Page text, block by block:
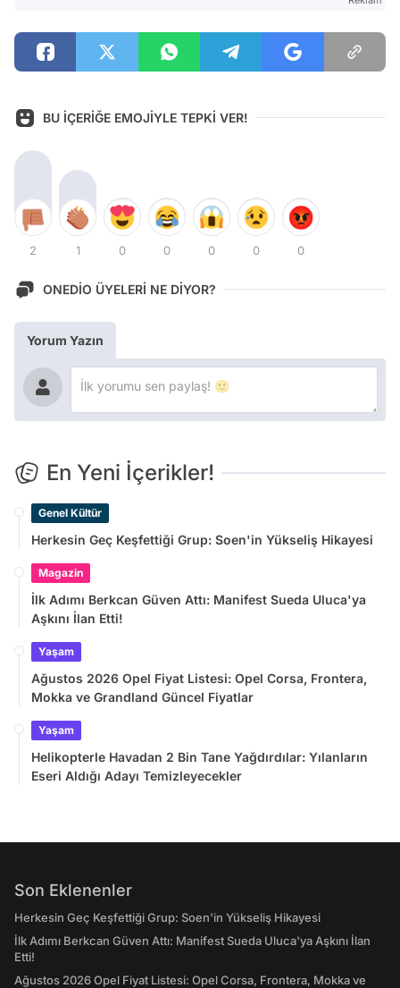
BU İÇERİĞE EMOJİYLE TEPKİ VER!
2 1 0 0 0 0 0
ONEDİO ÜYELERİ NE DİYOR?
Yorum Yazın
En Yeni İçerikler!
Genel Kültür
Herkesin Geç Keşfettiği Grup: Soen'in Yükseliş Hikayesi
Magazin
İlk Adımı Berkcan Güven Attı: Manifest Sueda Uluca'ya
Aşkını İlan Etti!
Yaşam
Ağustos 2026 Opel Fiyat Listesi: Opel Corsa, Frontera,
Mokka ve Grandland Güncel Fiyatlar
Yaşam
Helikopterle Havadan 2 Bin Tane Yağdırdılar: Yılanların
Eseri Aldığı Adayı Temizleyecekler
Son Eklenenler
Herkesin Geç Keşfettiği Grup: Soen'in Yükseliş Hikayesi
İlk Adımı Berkcan Güven Attı: Manifest Sueda Uluca'ya Aşkını İlan
Etti!
Ağustos 2026 Opel Fiyat Listesi: Opel Corsa, Frontera, Mokka ve